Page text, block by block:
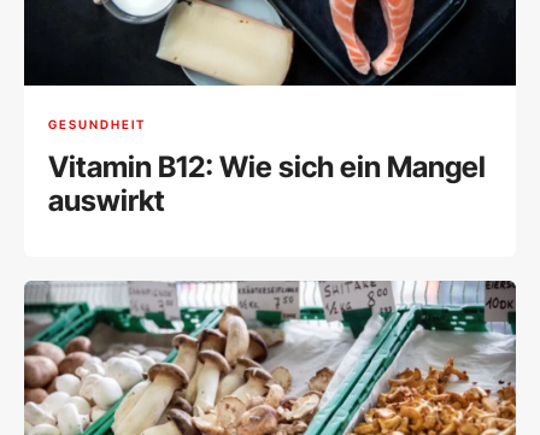
GESUNDHEIT
Vitamin B12: Wie sich ein Mangel
auswirkt